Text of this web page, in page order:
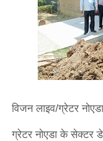
विजन लाइव/ग्रेटर नोएडा
ग्रेटर नोएडा के सेक्टर